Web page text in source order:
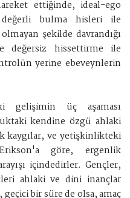
ettiğinde, ideal-ego
bulma hisleri ile
şekilde davrandığı
hissettirme ile
yerine ebeveynlerin
gelişimin üç aşaması
kendine özgü ahlaki
kaygılar, ve yetişkinlikteki
göre, ergenlik
içindedirler. Gençler,
ahlaki ve dini inançlar
bir süre de olsa, amaç